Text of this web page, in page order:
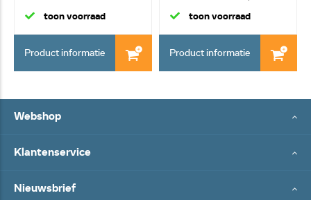
Afstandsbediening -...
toon voorraad
Product informatie
inclusief opl...
toon voorraad
Product informatie
Webshop
Klantenservice
Nieuwsbrief